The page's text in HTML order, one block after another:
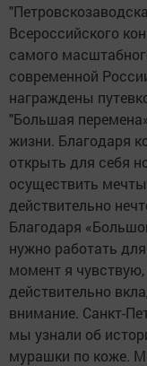
Всероссийского
самого
современной
награждены
"Большая
жизни. Благодаря
открыть для себя
осуществить
действительно
Благодаря
нужно работать
момент я
действительно
внимание. Санкт-
мы узнали об
мурашки по коже.